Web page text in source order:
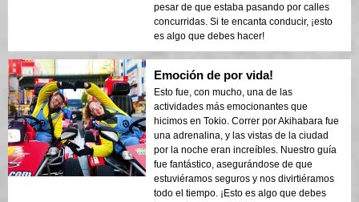
pesar de que estaba pasando por calles
concurridas. Si te encanta conducir, ¡esto
es algo que debes hacer!
Emoción de por vida!
Esto fue, con mucho, una de las
actividades más emocionantes que
hicimos en Tokio. Correr por Akihabara fue
una adrenalina, y las vistas de la ciudad
por la noche eran increíbles. Nuestro guía
fue fantástico, asegurándose de que
estuviéramos seguros y nos divirtiéramos
todo el tiempo. ¡Esto es algo que debes